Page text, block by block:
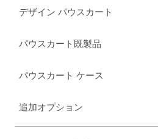
デザイン パウスカート
パウスカート既製品
パウスカート ケース
追加オプション